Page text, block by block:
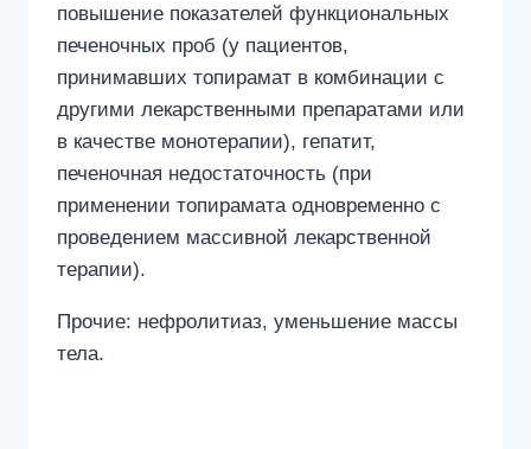
повышение показателей функциональных
печеночных проб (у пациентов,
принимавших топирамат в комбинации с
другими лекарственными препаратами или
в качестве монотерапии), гепатит,
печеночная недостаточность (при
применении топирамата одновременно с
проведением массивной лекарственной
терапии).
Прочие: нефролитиаз, уменьшение массы
тела.